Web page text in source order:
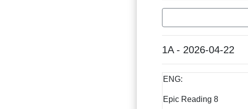
1A - 2026-04-22
ENG:
Epic Reading 8